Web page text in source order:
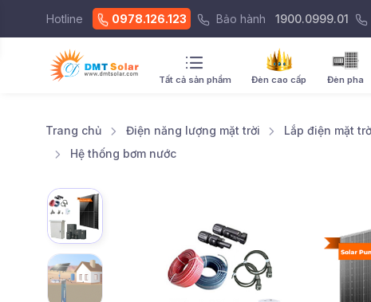
Hotline 0978.126.123 Bảo hành 1900.0999.01
Tất cả sản phẩm Đèn cao cấp Đèn pha
Trang chủ Điện năng lượng mặt trời
Lắp điện mặt
Hệ thống bơm nước